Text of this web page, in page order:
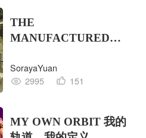
THE
MANUFACTURED
的工业版本
SorayaYuan
2995
151
MY OWN ORBIT 我的